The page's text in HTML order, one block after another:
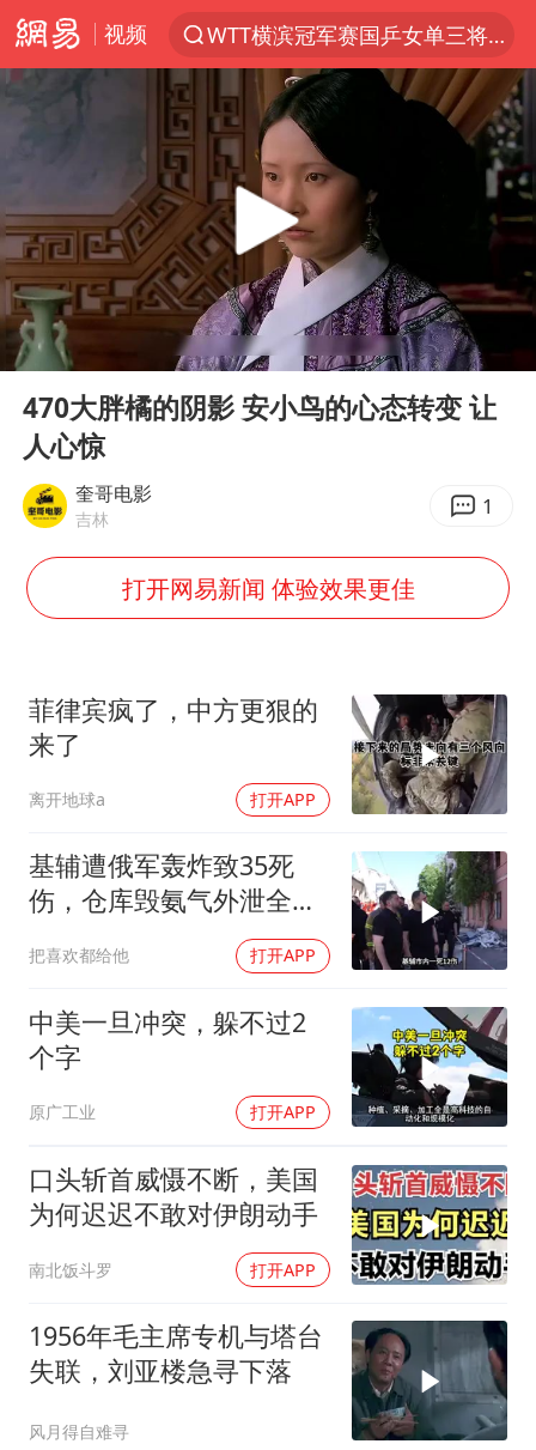
视频
WTT横滨冠军赛国乒女单三将晋级四强
光影经济撬动暑期消费新蓝海
唐田赛前发布会上引用《孙子兵法》
陈思诚零点晒照为佟丽娅庆生
郑丽文：台湾从来没有“独立”过
央视新主播李秋莹孙亚鹏亮相
情侣在平潭拍日出时坠崖致一死一伤
泰国初中生饮弹自尽前开了26枪
几元成本的AI广告导致千万市值蒸发
茅台部分直营店飞天茅台提价
白海豚将正面袭击贯穿浙江
酒店回应车内过夜被收150元
乐享全民健身 共筑健康中国
Play
00:00 03:31
470大胖橘的阴影 安小鸟的心态转变 让
人心惊
奎哥电影
吉林 1
打开网易新闻 体验效果更佳
菲律宾疯了，中方更狠的
来了
离开地球a 打开APP
基辅遭俄军轰炸致35死
伤，仓库毁氨气外泄全城
把喜欢都给他 打开APP
中美一旦冲突，躲不过2
个字
原广工业 打开APP
口头斩首威慑不断，美国
为何迟迟不敢对伊朗动手
南北饭斗罗 打开APP
1956年毛主席专机与塔台
失联，刘亚楼急寻下落
风月得自难寻